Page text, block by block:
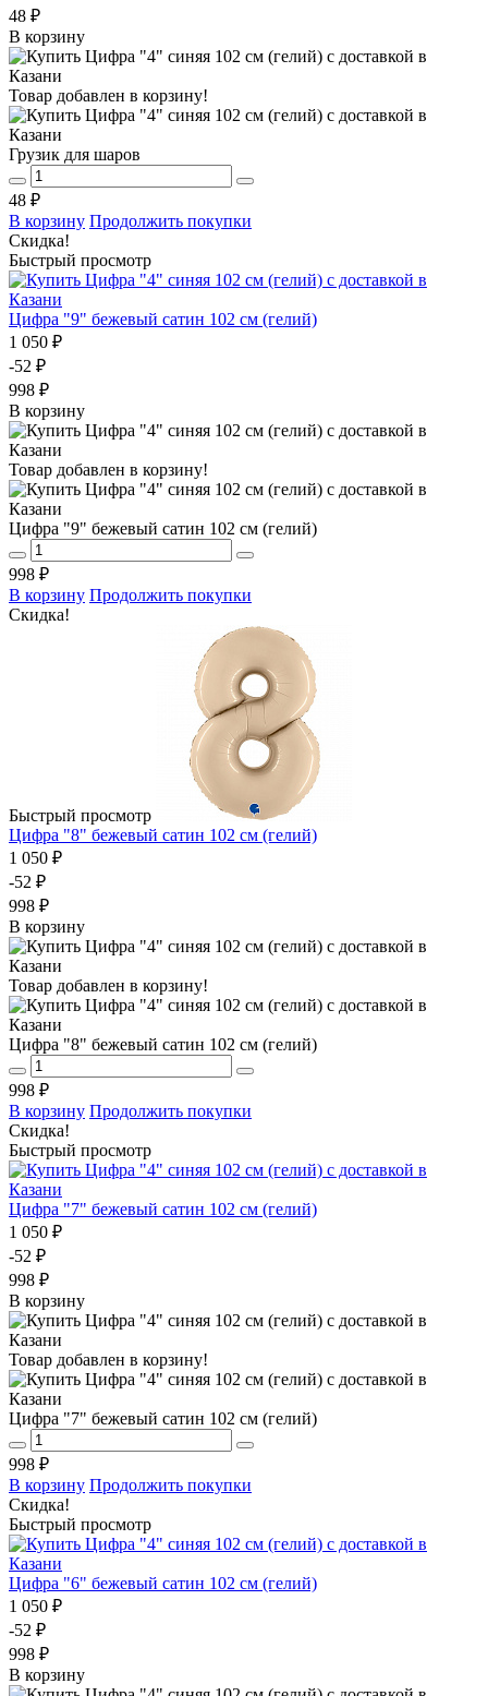
48 ₽
В корзину
Товар добавлен в корзину!
Грузик для шаров
48 ₽
В корзину Продолжить покупки
Скидка!
Быстрый просмотр
Цифра "9" бежевый сатин 102 см (гелий)
1 050 ₽
-52 ₽
998 ₽
В корзину
Товар добавлен в корзину!
Цифра "9" бежевый сатин 102 см (гелий)
998 ₽
В корзину Продолжить покупки
Скидка!
Быстрый просмотр
Цифра "8" бежевый сатин 102 см (гелий)
1 050 ₽
-52 ₽
998 ₽
В корзину
Товар добавлен в корзину!
Цифра "8" бежевый сатин 102 см (гелий)
998 ₽
В корзину Продолжить покупки
Скидка!
Быстрый просмотр
Цифра "7" бежевый сатин 102 см (гелий)
1 050 ₽
-52 ₽
998 ₽
В корзину
Товар добавлен в корзину!
Цифра "7" бежевый сатин 102 см (гелий)
998 ₽
В корзину Продолжить покупки
Скидка!
Быстрый просмотр
Цифра "6" бежевый сатин 102 см (гелий)
1 050 ₽
-52 ₽
998 ₽
В корзину